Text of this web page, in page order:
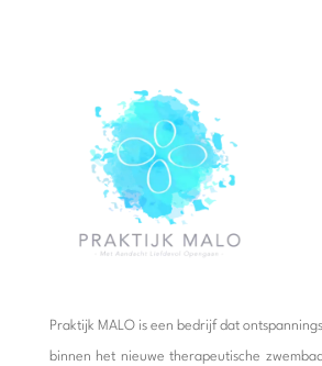
Praktijk MALO is een bedrijf dat
binnen het nieuwe therapeutische